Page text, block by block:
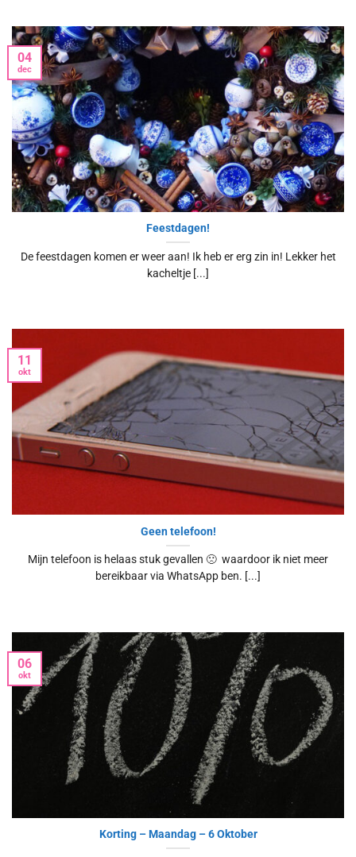
Feestdagen!
De feestdagen komen er weer aan! Ik heb er erg zin in! Lekker het
kacheltje [...]
04
dec
Geen telefoon!
Mijn telefoon is helaas stuk gevallen 🙁 waardoor ik niet meer
bereikbaar via WhatsApp ben. [...]
11
okt
Korting – Maandag – 6 Oktober
06
okt